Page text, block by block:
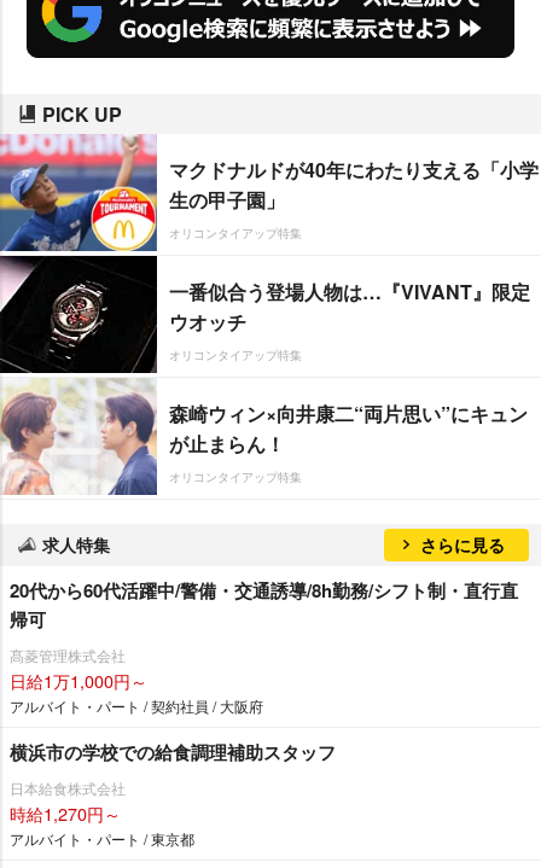
PICK UP
マクドナルドが40年にわたり支える「小学
生の甲子園」
オリコンタイアップ特集
一番似合う登場人物は…『VIVANT』限定
ウオッチ
オリコンタイアップ特集
森崎ウィン×向井康二“両片思い”にキュン
が止まらん！
オリコンタイアップ特集
求人特集 さらに見る
20代から60代活躍中/警備・交通誘導/8h勤務/シフト制・直行直
帰可
髙菱管理株式会社
日給1万1,000円～
アルバイト・パート / 契約社員 / 大阪府
横浜市の学校での給食調理補助スタッフ
日本給食株式会社
時給1,270円～
アルバイト・パート / 東京都